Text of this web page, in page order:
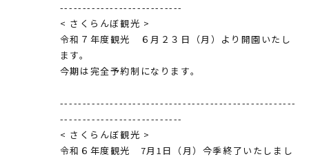
---------------------------
< さくらんぼ観光 >
令和７年度観光 ６月２３日（月）より開園いたし
ます。
今期は完全予約制になります。
----------------------------------------------------
---------------------------
< さくらんぼ観光 >
令和６年度観光 7月1日（月）今季終了いたしまし